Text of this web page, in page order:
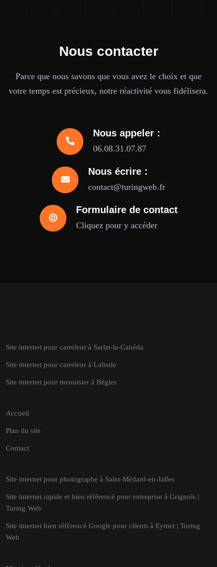
Nous contacter
Parce que nous savons que vous avez le choix et que
votre temps est précieux, notre réactivité vous fidélisera.
Nous appeler :
06.08.31.07.87
Nous écrire :
contact@turingweb.fr
Formulaire de contact
Cliquez pour y accéder
Site internet pour carreleur à Sarlat-la-Canéda
Site internet pour carreleur à Lalinde
Site internet pour menuisier à Bègles
Accueil
Plan du site
Contact
Site internet pour photographe à Saint-Médard-en-Jalles
Site internet rapide et bien référencé pour entreprise à Grignols |
Turing Web
Site internet bien référencé Google pour clients à Eymet | Turing
Web